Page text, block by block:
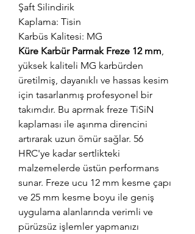
Şaft Silindirik
Kaplama: Tisin
Karbüs Kalitesi: MG
Küre Karbür Parmak Freze 12 mm
yüksek kaliteli MG karbürden
üretilmiş, dayanıklı ve hassas kesim
için tasarlanmış profesyonel bir
takımdır. Bu aprmak freze TiSiN
kaplaması ile aşınma direncini
artırarak uzun ömür sağlar. 56
HRC'ye kadar sertlikteki
malzemelerde üstün performans
sunar. Freze ucu 12 mm kesme çapı
ve 25 mm kesme boyu ile geniş
uygulama alanlarında verimli ve
pürüzsüz işlemler yapmanızı